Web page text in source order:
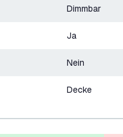
Dimmbar
Ja
Nein
Decke